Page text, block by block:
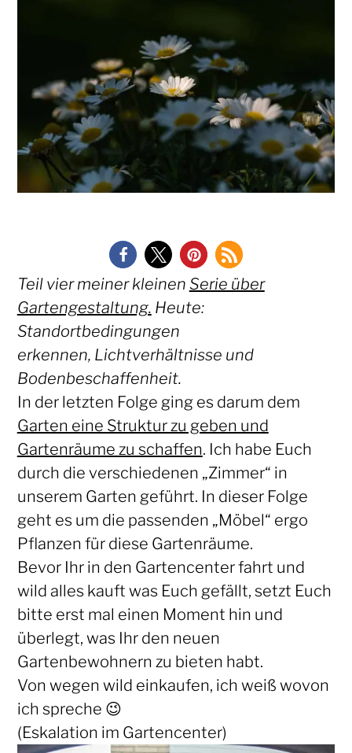
Teil vier meiner kleinen Serie über
Gartengestaltung. Heute:
Standortbedingungen
erkennen, Lichtverhältnisse und
Bodenbeschaffenheit.
In der letzten Folge ging es darum dem
Garten eine Struktur zu geben und
Gartenräume zu schaffen. Ich habe Euch
durch die verschiedenen „Zimmer“ in
unserem Garten geführt. In dieser Folge
geht es um die passenden „Möbel“ ergo
Pflanzen für diese Gartenräume.
Bevor Ihr in den Gartencenter fahrt und
wild alles kauft was Euch gefällt, setzt Euch
bitte erst mal einen Moment hin und
überlegt, was Ihr den neuen
Gartenbewohnern zu bieten habt.
Von wegen wild einkaufen, ich weiß wovon
ich spreche 😉
(Eskalation im Gartencenter)